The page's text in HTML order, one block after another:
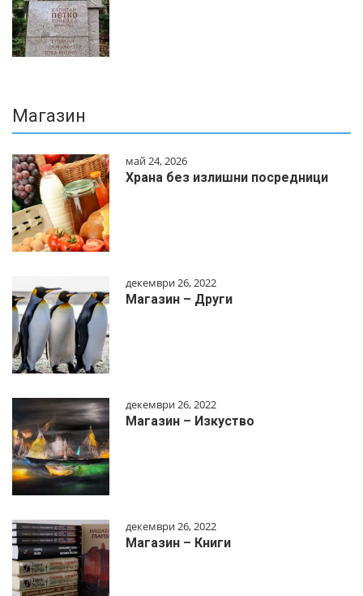
Магазин
май 24, 2026
Храна без излишни посредници
декември 26, 2022
Магазин – Други
декември 26, 2022
Магазин – Изкуство
декември 26, 2022
Магазин – Книги